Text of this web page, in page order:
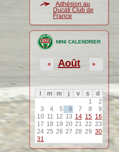
Adhésion au
Ducati Club de
France
MINI CALENDRIER
Août
« »
m m j v s
d
1
2
3
4 5 6 7 8
9
10 11 12 13 14 15 16
17 18 19 20 21 22 23
24 25 26 27 28 29 30
31